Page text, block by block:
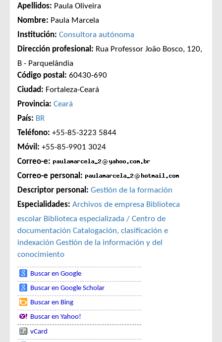
Apellidos: Paula Oliveira
Nombre: Paula Marcela
Institución: Consultora autónoma
Dirección profesional: Rua Professor João Bosco, 120,
B - Parquelândia
Código postal: 60430-690
Ciudad: Fortaleza-Ceará
Provincia: Ceará
País: BR
Teléfono: +55-85-3223 5844
Móvil: +55-85-9901 3024
Correo-e:
Correo-e personal:
Descriptor personal: Gestión de la formación
Especialidades: Archivos de empresa Biblioteca
escolar Biblioteca especializada / Centro de
documentación Catalogación, clasificación e
indexación Gestión de la información y del
conocimiento
Buscar en Google
Buscar en Google Scholar
Buscar en Bing
Buscar en Yahoo!
vCard